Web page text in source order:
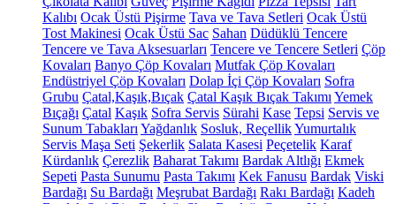
Kalıbı Ocak Üstü Pişirme Tava ve Tava Setleri Ocak Üstü
Tost Makinesi Ocak Üstü Sac Sahan Düdüklü Tencere
Tencere ve Tava Aksesuarları Tencere ve Tencere Setleri Çöp
Kovaları Banyo Çöp Kovaları Mutfak Çöp Kovaları
Endüstriyel Çöp Kovaları Dolap İçi Çöp Kovaları Sofra
Grubu Çatal,Kaşık,Bıçak Çatal Kaşık Bıçak Takımı Yemek
Bıçağı Çatal Kaşık Sofra Servis Sürahi Kase Tepsi Servis ve
Sunum Tabakları Yağdanlık Sosluk, ReçellikYumurtalık
Servis Maşa Seti Şekerlik Salata Kasesi Peçetelik Karaf
Kürdanlık Çerezlik Baharat Takımı Bardak Altlığı Ekmek
Sepeti Pasta Sunumu Pasta Takımı Kek Fanusu Bardak Viski
Bardağı Su Bardağı Meşrubat Bardağı Rakı Bardağı Kadeh